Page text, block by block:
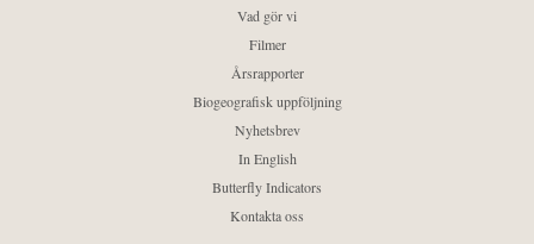
Vad gör vi
Filmer
Årsrapporter
Biogeografisk uppföljning
Nyhetsbrev
In English
Butterfly Indicators
Kontakta oss